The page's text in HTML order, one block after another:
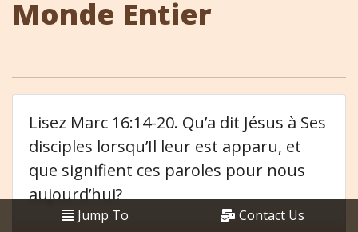
Monde Entier
Lisez Marc 16:14-20. Qu’a dit Jésus à Ses
disciples lorsqu’Il leur est apparu, et
que signifient ces paroles pour nous
aujourd’hui?
Jump To Contact Us